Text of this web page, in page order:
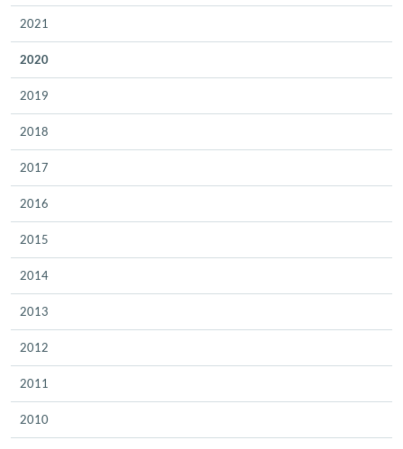
2021
2020
2019
2018
2017
2016
2015
2014
2013
2012
2011
2010